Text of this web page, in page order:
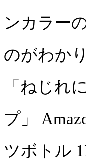
ンカラー
のがわか
「ねじれ
プ」
ツボトル